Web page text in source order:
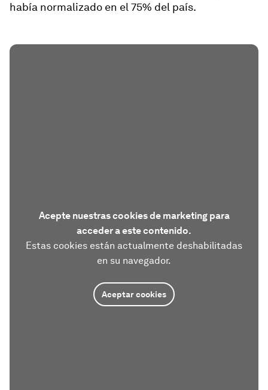
había normalizado en el 75% del país.
Acepte nuestras cookies de marketing para
acceder a este contenido.
Estas cookies están actualmente deshabilitadas
en su navegador.
Aceptar cookies